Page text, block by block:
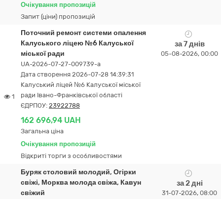
Очікування пропозицій
Запит (ціни) пропозицій
1
Поточний ремонт системи опалення
Калуського ліцею №6 Калуської
міської ради
UA-2026-07-27-009739-a
Дата створення 2026-07-28 14:39:31
Калуський ліцей №6 Калуської міської
ради Івано-Франківської області
ЄДРПОУ: 23922788
162 696,94 UAH
Загальна ціна
Очікування пропозицій
Відкриті торги з особливостями
за 7 днів
05-08-2026, 00:00
Буряк столовий молодий, Огірки
свіжі, Морква молода свіжа, Кавун
свіжий
за 2 дні
31-07-2026, 08:00